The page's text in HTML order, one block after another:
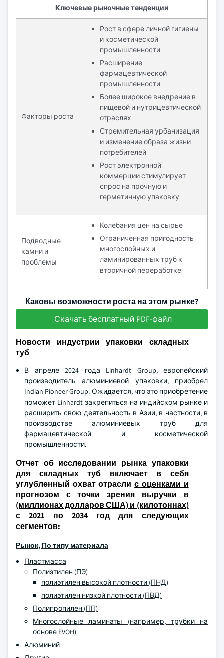
Ключевые рыночные тенденции
Факторы роста
Рост в сфере личной гигиены
и косметической
промышленности
Расширение
фармацевтической
промышленности
Более широкое внедрение в
пищевой и нутрицевтической
отраслях
Стремительная урбанизация
и изменение образа жизни
потребителей
Рост электронной
коммерции стимулирует
спрос на прочную и
герметичную упаковку
Подводные
камни и
проблемы
Колебания цен на сырье
Ограниченная пригодность
многослойных и
ламинированных труб к
вторичной переработке
Каковы возможности роста на этом рынке?
Скачать бесплатный PDF-файл
Новости индустрии упаковки складных
туб
В апреле 2024 года Linhardt Group, европейский
производитель алюминиевой упаковки, приобрел
Indian Pioneer Group. Ожидается, что это приобретение
поможет Linhardt закрепиться на индийском рынке и
расширить свою деятельность в Азии, в частности, в
производстве алюминиевых труб для
фармацевтической и косметической
промышленности.
Отчет об исследовании рынка упаковки
для складных туб включает в себя
углубленный охват отраслис оценками и
прогнозом с точки зрения выручки в
(миллионах долларов США) и (килотоннах)
с 2021 по 2034 год для следующих
сегментов:
Рынок, По типу материала
Пластмасса
Полиэтилен (ПЭ)
полиэтилен высокой плотности (ПНД)
полиэтилен низкой плотности (ПВД)
Полипропилен (ПП)
Многослойные ламинаты (например, трубки на
основе EVOH)
Алюминий